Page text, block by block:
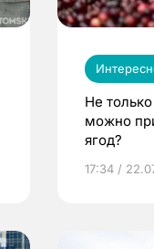
Не
можно
ягод?
17:34 /